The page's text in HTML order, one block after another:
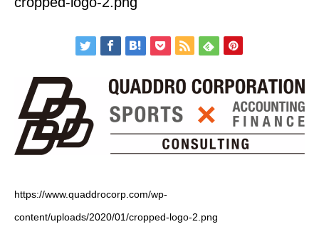
https://www.quaddrocorp.com/wp-
content/uploads/2020/01/cropped-logo-2.png